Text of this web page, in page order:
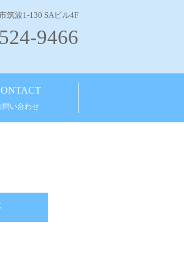
筑波1-130 SAビル4F
9466
問い合わせ